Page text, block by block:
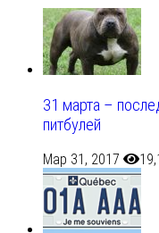
31 марта –
питбулей
Мар 31, 2017